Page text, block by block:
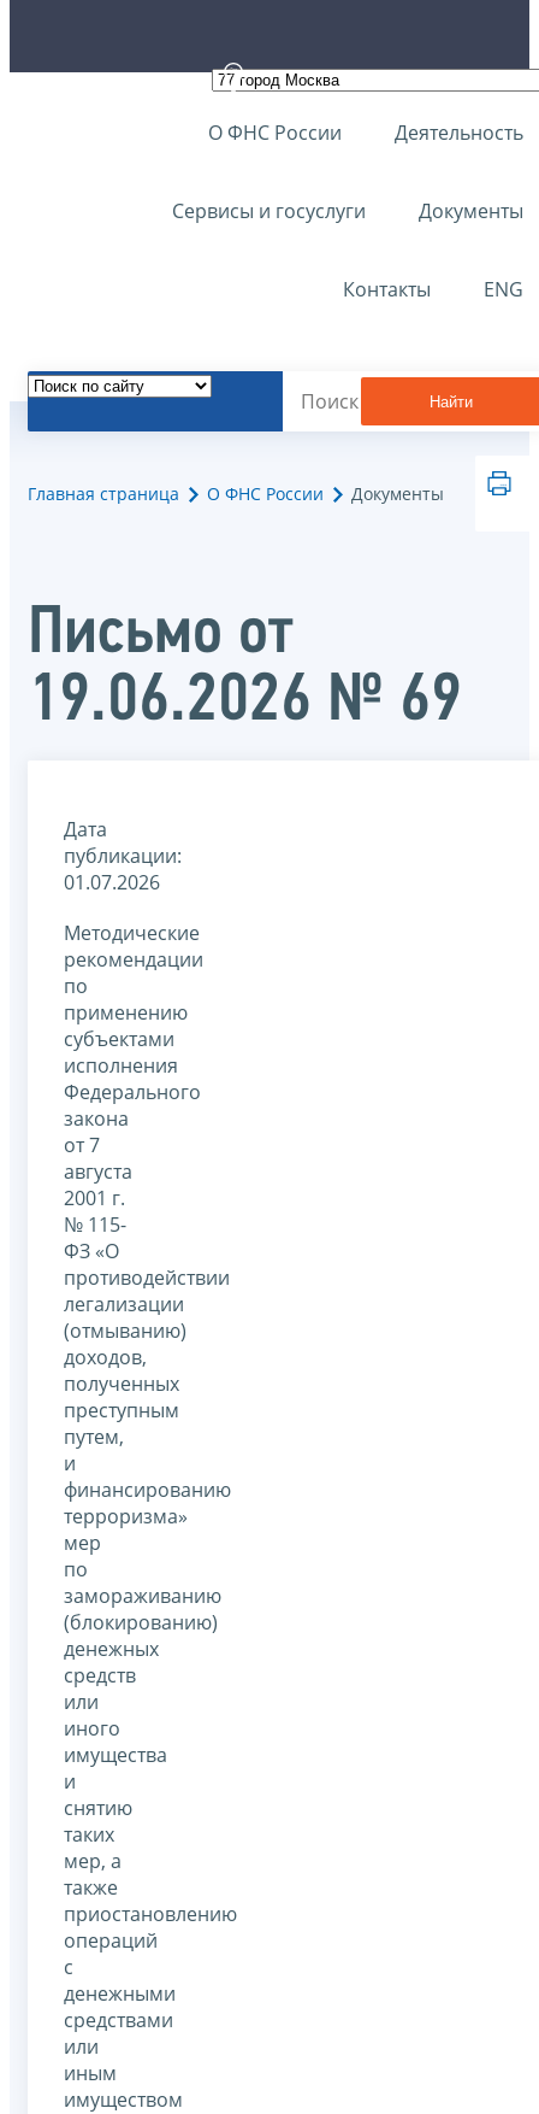
О ФНС России Деятельность
Сервисы и госуслуги Документы
Контакты ENG
Найти
Главная страница О ФНС России Документы
Письмо от
19.06.2026 № 69
Дата
публикации:
01.07.2026
Методические
рекомендации
по
применению
субъектами
исполнения
Федерального
закона
от 7
августа
2001 г.
№ 115-
ФЗ «О
противодействии
легализации
(отмыванию)
доходов,
полученных
преступным
путем,
и
финансированию
терроризма»
мер
по
замораживанию
(блокированию)
денежных
средств
или
иного
имущества
и
снятию
таких
мер, а
также
приостановлению
операций
с
денежными
средствами
или
иным
имуществом